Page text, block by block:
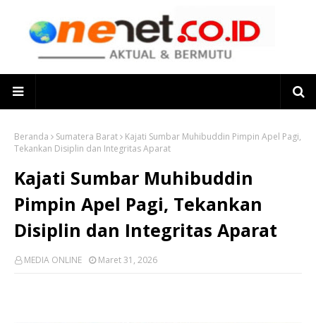
Beranda Sumatera Barat
Kajati Sumbar Muhibuddin Pimpin Apel Pagi,
Tekankan Disiplin dan Integritas Aparat
Kajati Sumbar Muhibuddin
Pimpin Apel Pagi, Tekankan
Disiplin dan Integritas Aparat
MEDIA ONLINE Maret 31, 2026